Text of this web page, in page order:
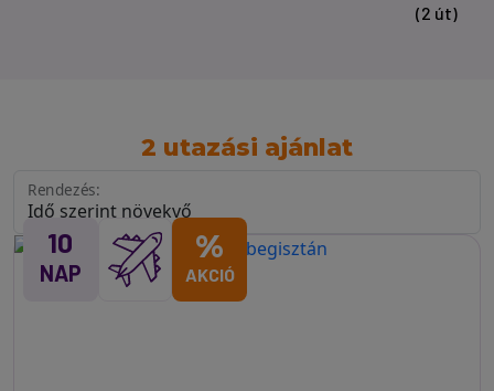
(2 út)
2 utazási ajánlat
Rendezés:
10
NAP
%
AKCIÓ